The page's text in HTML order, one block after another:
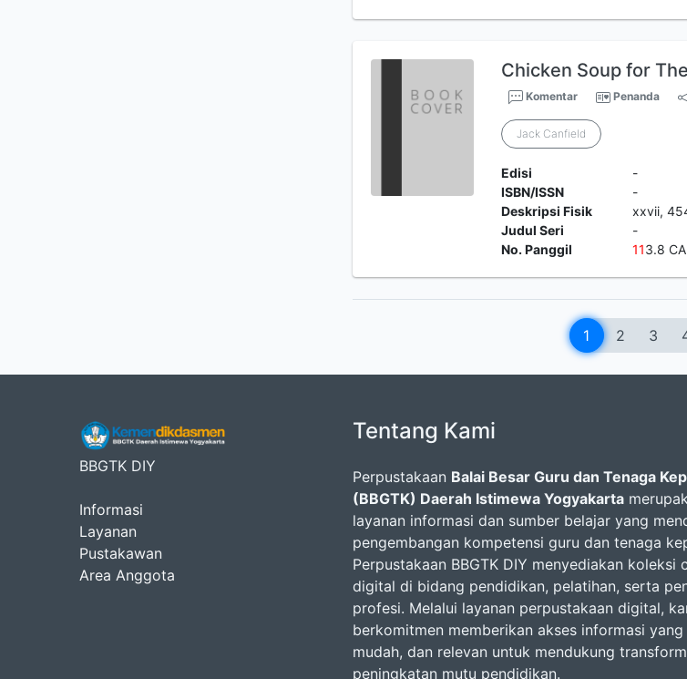
Chicken Soup for
Komentar Penanda
Jack Canfield
Edisi
-
ISBN/ISSN
-
Deskripsi Fisik
xxvii,
Judul Seri
-
No. Panggil
113.8
1 2 3
BBGTK DIY
Informasi
Layanan
Pustakawan
Area Anggota
Tentang Kami
Perpustakaan Balai Besar Guru dan Tenaga
(BBGTK) Daerah Istimewa Yogyakarta
layanan informasi dan sumber belajar yang
pengembangan kompetensi guru dan tenaga
Perpustakaan BBGTK DIY menyediakan koleksi
digital di bidang pendidikan, pelatihan, serta
profesi. Melalui layanan perpustakaan digital,
berkomitmen memberikan akses informasi
mudah, dan relevan untuk mendukung
peningkatan mutu pendidikan.